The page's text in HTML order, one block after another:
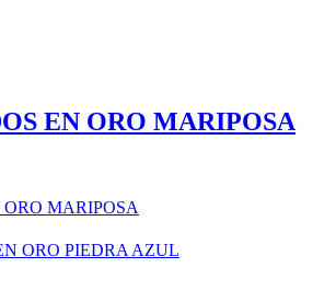
EN ORO MARIPOSA
MARIPOSA